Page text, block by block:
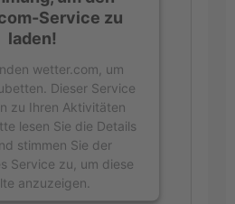
Service zu
laden!
wetter.com, um
Dieser Service
zu Ihren Aktivitäten
lesen Sie die Details
stimmen Sie der
Service zu, um diese
anzuzeigen.